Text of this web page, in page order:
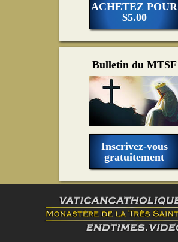
ACHETEZ POUR
$5.00
Bulletin du MTSF
Inscrivez-vous
gratuitement